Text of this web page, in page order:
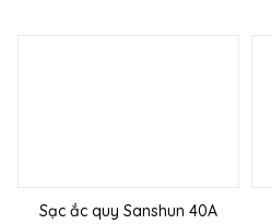
Sạc ắc quy Sanshun 40A